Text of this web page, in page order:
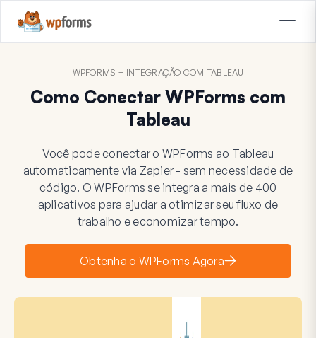
WPFORMS + INTEGRAÇÃO COM TABLEAU
Como Conectar WPForms com
Tableau
Você pode conectar o WPForms ao Tableau
automaticamente via Zapier - sem necessidade de
código. O WPForms se integra a mais de 400
aplicativos para ajudar a otimizar seu fluxo de
trabalho e economizar tempo.
Obtenha o WPForms Agora